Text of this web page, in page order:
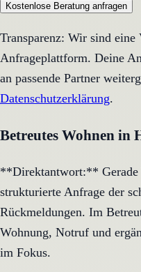
Kostenlose Beratung anfragen
Transparenz: Wir sind
Anfrageplattform. Deine
an passende Partner
Datenschutzerklärung.
Betreutes Wohnen in
**Direktantwort:** Gerade
strukturierte Anfrage der
Rückmeldungen. Im
Wohnung, Notruf und
im Fokus.